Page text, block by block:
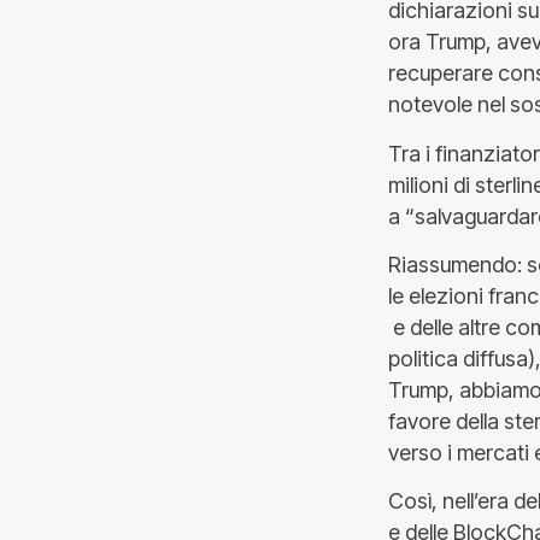
dichiarazioni
ora Trump,
recuperare
notevole nel
Tra i
milioni di
a
Riassumendo:
le elezioni
e delle altre
politica
Trump,
favore della
verso i mercati
Così, nell’era
e delle